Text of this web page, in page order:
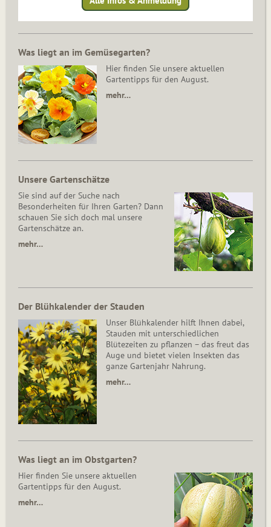
Was liegt an im Gemüsegarten?
Hier finden Sie unsere aktuellen
Gartentipps für den August.
mehr…
Unsere Gartenschätze
Sie sind auf der Suche nach
Besonderheiten für Ihren Garten? Dann
schauen Sie sich doch mal unsere
Gartenschätze an.
mehr…
Der Blühkalender der Stauden
Unser Blühkalender hilft Ihnen dabei,
Stauden mit unterschiedlichen
Blütezeiten zu pflanzen – das freut das
Auge und bietet vielen Insekten das
ganze Gartenjahr Nahrung.
mehr…
Was liegt an im Obstgarten?
Hier finden Sie unsere aktuellen
Gartentipps für den August.
mehr…